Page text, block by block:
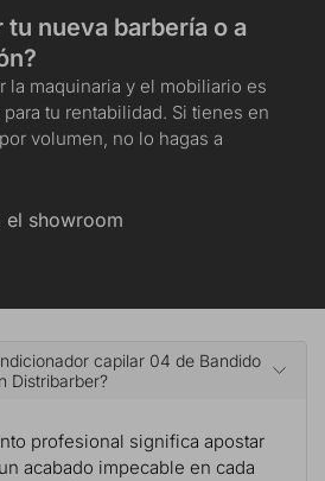
tu nueva barbería o a
la maquinaria y el mobiliario es
tu rentabilidad. Si tienes en
volumen, no lo hagas a
el showroom
capilar 04 de Bandido
Distribarber?
profesional significa apostar
acabado impecable en cada